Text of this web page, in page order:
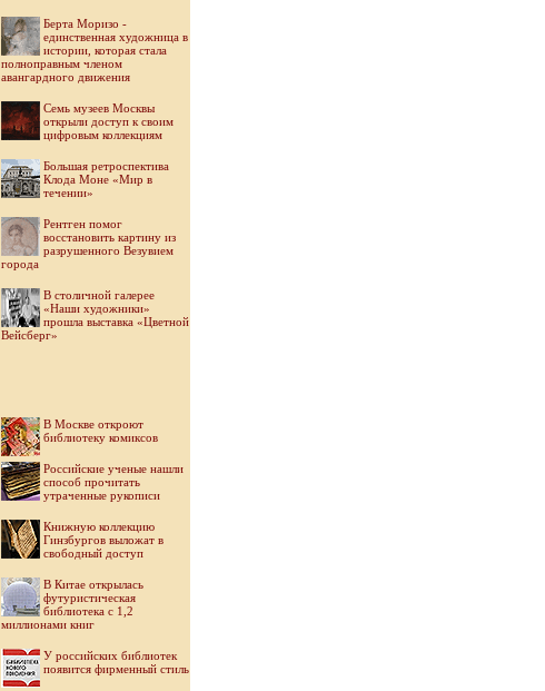
Берта Моризо -
единственная художница в
истории, которая стала
полноправным членом
авангардного движения
Семь музеев Москвы
открыли доступ к своим
цифровым коллекциям
Большая ретроспектива
Клода Моне «Мир в
течении»
Рентген помог
восстановить картину из
разрушенного Везувием
города
В столичной галерее
«Наши художники»
прошла выставка «Цветной
Вейсберг»
В Москве откроют
библиотеку комиксов
Российские ученые нашли
способ прочитать
утраченные рукописи
Книжную коллекцию
Гинзбургов выложат в
свободный доступ
В Китае открылась
футуристическая
библиотека с 1,2
миллионами книг
У российских библиотек
появится фирменный стиль